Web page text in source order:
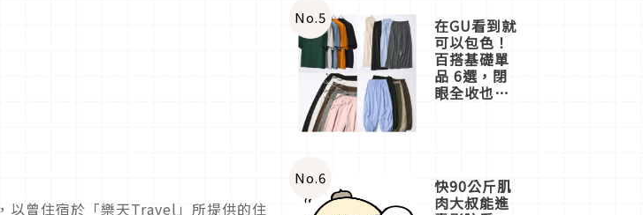
以曾住宿於「樂天Travel」所提供的住
No.5 在GU看到就
可以包色！
百搭基礎單
品 6選，閉
眼全收也不
No.6 快90公斤肌
肉大叔能進